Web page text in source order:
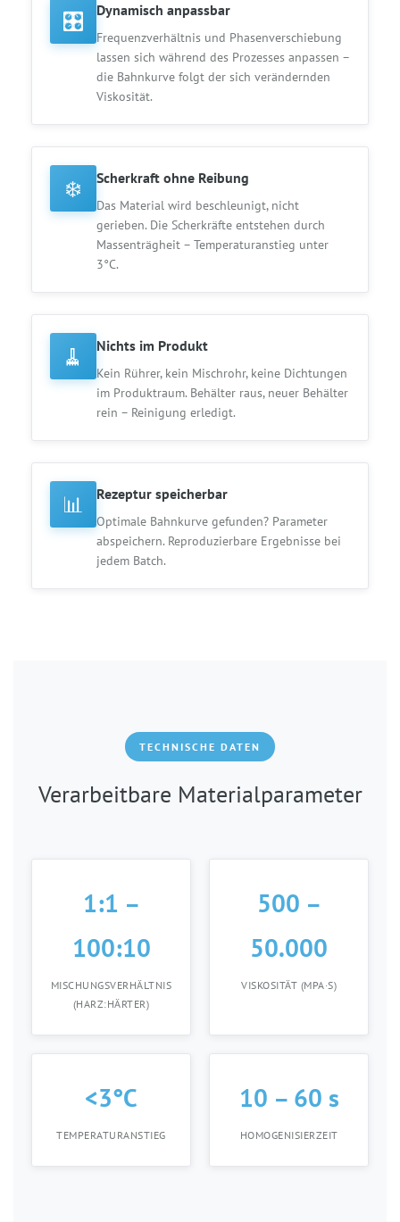
🎛️ Dynamisch anpassbar
Frequenzverhältnis und Phasenverschiebung
lassen sich während des Prozesses anpassen –
die Bahnkurve folgt der sich verändernden
Viskosität.
❄️ Scherkraft ohne Reibung
Das Material wird beschleunigt, nicht
gerieben. Die Scherkräfte entstehen durch
Massenträgheit – Temperaturanstieg unter
3°C.
🧹 Nichts im Produkt
Kein Rührer, kein Mischrohr, keine Dichtungen
im Produktraum. Behälter raus, neuer Behälter
rein – Reinigung erledigt.
📊 Rezeptur speicherbar
Optimale Bahnkurve gefunden? Parameter
abspeichern. Reproduzierbare Ergebnisse bei
jedem Batch.
TECHNISCHE DATEN
Verarbeitbare Materialparameter
1:1 –
100:10
MISCHUNGSVERHÄLTNIS
(HARZ:HÄRTER)
500 –
50.000
VISKOSITÄT (MPA·S)
<3°C
TEMPERATURANSTIEG
10 – 60 s
HOMOGENISIERZEIT